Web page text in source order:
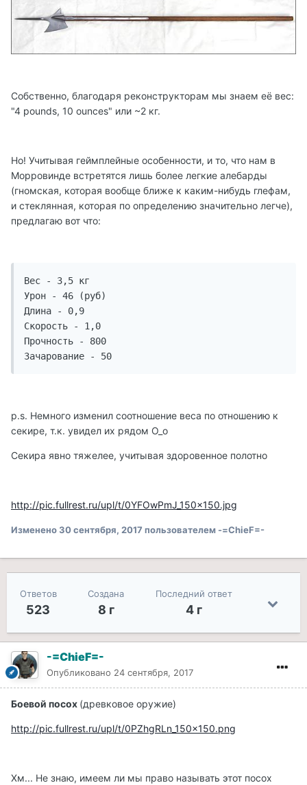
Собственно, благодаря реконструкторам мы знаем её вес:
"4 pounds, 10 ounces" или ~2 кг.
Но! Учитывая геймплейные особенности, и то, что нам в
Морровинде встретятся лишь более легкие алебарды
(гномская, которая вообще ближе к каким-нибудь глефам,
и стеклянная, которая по определению значительно легче),
предлагаю вот что:
Вес - 3,5 кг
Урон - 46 (руб)
Длина - 0,9
Скорость - 1,0
Прочность - 800
Зачарование - 50
p.s. Немного изменил соотношение веса по отношению к
секире, т.к. увидел их рядом О_о
Секира явно тяжелее, учитывая здоровенное полотно
http://pic.fullrest.ru/upl/t/0YFOwPmJ_150x150.jpg
Изменено30 сентября, 2017 пользователем -=ChieF=-
Ответов
523
Создана
8 г
Последний ответ
4 г
-=ChieF=-
Опубликовано 24 сентября, 2017
Боевой посох (древковое оружие)
http://pic.fullrest.ru/upl/t/0PZhgRLn_150x150.png
Хм... Не знаю, имеем ли мы право называть этот посох